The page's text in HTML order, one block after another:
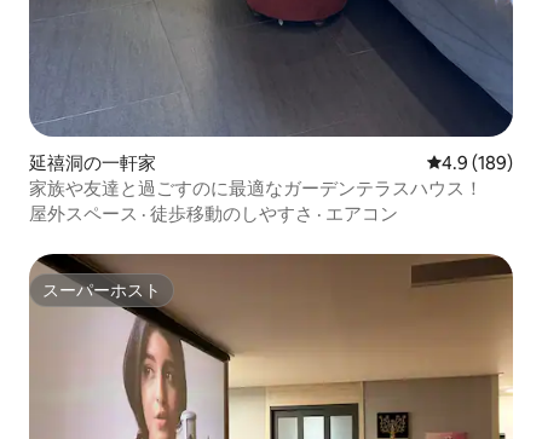
延禧洞の一軒家 レビュー189
4.9 (189)
家族や友達と過ごすのに最適なガーデンテラスハウス！
屋外スペース · 徒歩移動のしやすさ · エアコン
スーパーホスト
スーパーホスト